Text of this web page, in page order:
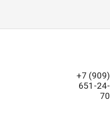
+7 (909)
651-24-
70